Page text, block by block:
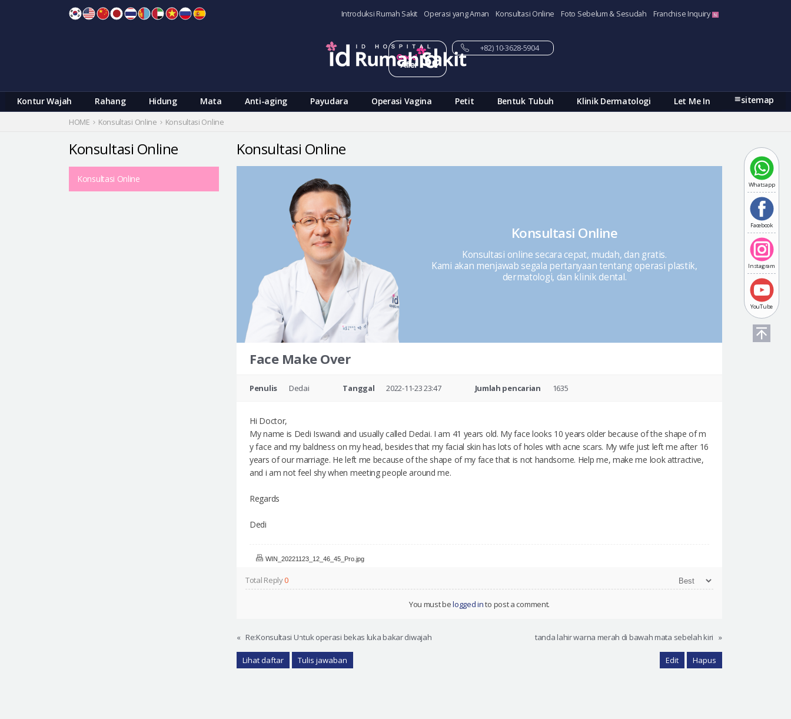
Introduksi Rumah Sakit Operasi yang Aman Konsultasi Online Foto Sebelum & Sesudah Franchise Inquiry
Kontur Wajah Rahang Hidung Mata Anti-aging Payudara Operasi Vagina Petit Bentuk Tubuh Klinik Dermatologi Let Me In sitemap
+82) 10-3628-5904
Whatsapp
Facebook
Instagram
YouTube
HOME Konsultasi Online Konsultasi Online
Konsultasi Online
Konsultasi Online
Konsultasi online secara cepat, mudah, dan gratis.
Kami akan menjawab segala pertanyaan tentang operasi plastik,
dermatologi, dan klinik dental.
Face Make Over
Penulis Dedai Tanggal 2022-11-23 23:47 Jumlah pencarian 1635
Hi Doctor,
My name is Dedi Iswandi and usually called Dedai. I am 41 years old. My face looks 10 years older because of the shape of m
y face and my baldness on my head, besides that my facial skin has lots of holes with acne scars. My wife just left me after 16
years of our marriage. He left me because of the shape of my face that is not handsome. Help me, make me look attractive,
and i am not feel shy when meeting people around me.
Regards
Dedi
WIN_20221123_12_46_45_Pro.jpg
Total Reply0
You must belogged into post a comment.
« Re:Konsultasi Untuk operasi bekas luka bakar diwajah tanda lahir warna merah di bawah mata sebelah kiri »
Lihat daftar Tulis jawaban Edit Hapus
Konsultasi Online
Konsultasi Online